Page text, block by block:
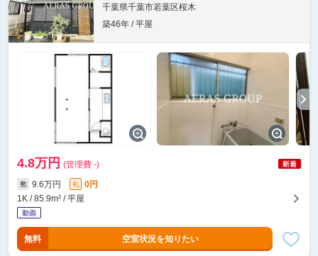
千葉県千葉市若葉区桜木
築46年 / 平屋
4.8万円 (管理費 -)
敷 9.6万円 礼
0円
1K / 85.9m² / 平屋
無料 空室状況を知りたい